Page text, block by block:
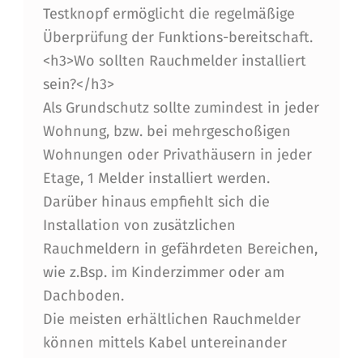
Testknopf ermöglicht die regelmäßige
Überprüfung der Funktions-bereitschaft.
<h3>Wo sollten Rauchmelder installiert
sein?</h3>
Als Grundschutz sollte zumindest in jeder
Wohnung, bzw. bei mehrgeschoßigen
Wohnungen oder Privathäusern in jeder
Etage, 1 Melder installiert werden.
Darüber hinaus empfiehlt sich die
Installation von zusätzlichen
Rauchmeldern in gefährdeten Bereichen,
wie z.Bsp. im Kinderzimmer oder am
Dachboden.
Die meisten erhältlichen Rauchmelder
können mittels Kabel untereinander